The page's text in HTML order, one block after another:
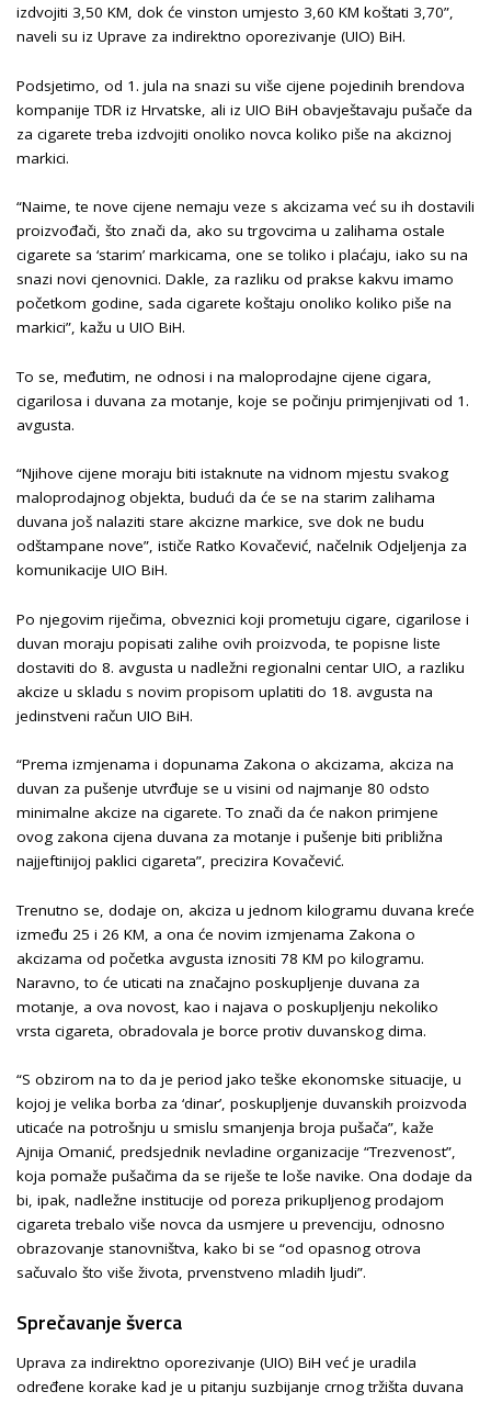
izdvojiti 3,50 KM, dok će vinston umjesto 3,60 KM koštati 3,70”,
naveli su iz Uprave za indirektno oporezivanje (UIO) BiH.
Podsjetimo, od 1. jula na snazi su više cijene pojedinih brendova
kompanije TDR iz Hrvatske, ali iz UIO BiH obavještavaju pušače da
za cigarete treba izdvojiti onoliko novca koliko piše na akciznoj
markici.
“Naime, te nove cijene nemaju veze s akcizama već su ih dostavili
proizvođači, što znači da, ako su trgovcima u zalihama ostale
cigarete sa ‘starim’ markicama, one se toliko i plaćaju, iako su na
snazi novi cjenovnici. Dakle, za razliku od prakse kakvu imamo
početkom godine, sada cigarete koštaju onoliko koliko piše na
markici”, kažu u UIO BiH.
To se, međutim, ne odnosi i na maloprodajne cijene cigara,
cigarilosa i duvana za motanje, koje se počinju primjenjivati od 1.
avgusta.
“Njihove cijene moraju biti istaknute na vidnom mjestu svakog
maloprodajnog objekta, budući da će se na starim zalihama
duvana još nalaziti stare akcizne markice, sve dok ne budu
odštampane nove”, ističe Ratko Kovačević, načelnik Odjeljenja za
komunikacije UIO BiH.
Po njegovim riječima, obveznici koji prometuju cigare, cigarilose i
duvan moraju popisati zalihe ovih proizvoda, te popisne liste
dostaviti do 8. avgusta u nadležni regionalni centar UIO, a razliku
akcize u skladu s novim propisom uplatiti do 18. avgusta na
jedinstveni račun UIO BiH.
“Prema izmjenama i dopunama Zakona o akcizama, akciza na
duvan za pušenje utvrđuje se u visini od najmanje 80 odsto
minimalne akcize na cigarete. To znači da će nakon primjene
ovog zakona cijena duvana za motanje i pušenje biti približna
najjeftinijoj paklici cigareta”, precizira Kovačević.
Trenutno se, dodaje on, akciza u jednom kilogramu duvana kreće
između 25 i 26 KM, a ona će novim izmjenama Zakona o
akcizama od početka avgusta iznositi 78 KM po kilogramu.
Naravno, to će uticati na značajno poskupljenje duvana za
motanje, a ova novost, kao i najava o poskupljenju nekoliko
vrsta cigareta, obradovala je borce protiv duvanskog dima.
“S obzirom na to da je period jako teške ekonomske situacije, u
kojoj je velika borba za ‘dinar’, poskupljenje duvanskih proizvoda
uticaće na potrošnju u smislu smanjenja broja pušača”, kaže
Ajnija Omanić, predsjednik nevladine organizacije “Trezvenost”,
koja pomaže pušačima da se riješe te loše navike. Ona dodaje da
bi, ipak, nadležne institucije od poreza prikupljenog prodajom
cigareta trebalo više novca da usmjere u prevenciju, odnosno
obrazovanje stanovništva, kako bi se “od opasnog otrova
sačuvalo što više života, prvenstveno mladih ljudi”.
Sprečavanje šverca
Uprava za indirektno oporezivanje (UIO) BiH već je uradila
određene korake kad je u pitanju suzbijanje crnog tržišta duvana